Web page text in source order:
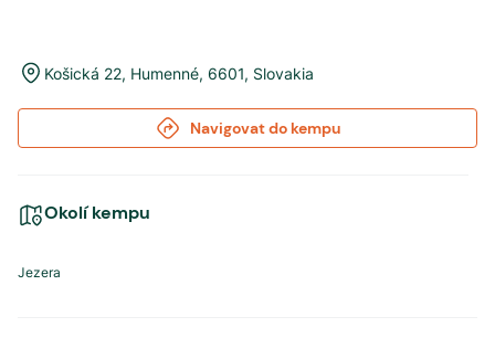
Košická 22, Humenné, 6601, Slovakia
Navigovat do kempu
Okolí kempu
Jezera